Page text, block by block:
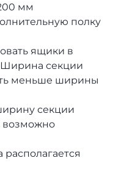
мм
полку
ящики в
Ширина секции
меньше ширины
секции
возможно